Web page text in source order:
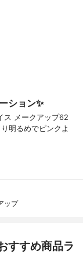
ション✨
ス メークアップ62
明るめでピンクよ
ップ
すすめ商品ラ